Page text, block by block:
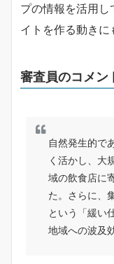
プの情報を活用
イトを作る動きに
審査員のコメン
自然発生的で
く活かし、大
域の飲食店に
た。さらに、
という「緩い
地域への波及